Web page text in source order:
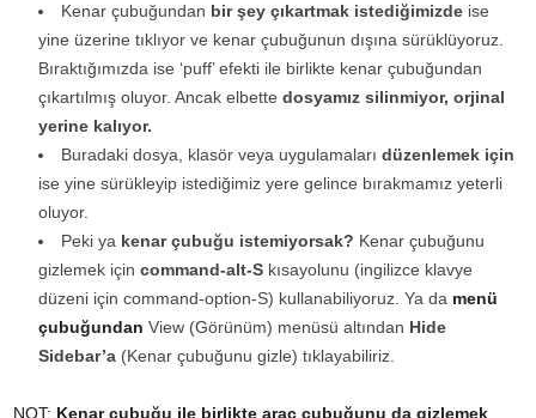
Kenar çubuğundan bir şey çıkartmak istediğimizde ise
yine üzerine tıklıyor ve kenar çubuğunun dışına sürüklüyoruz.
Bıraktığımızda ise ‘puff’ efekti ile birlikte kenar çubuğundan
çıkartılmış oluyor. Ancak elbette dosyamız silinmiyor, orjinal
yerine kalıyor.
Buradaki dosya, klasör veya uygulamaları düzenlemek için
ise yine sürükleyip istediğimiz yere gelince bırakmamız yeterli
oluyor.
Peki ya kenar çubuğu istemiyorsak? Kenar çubuğunu
gizlemek için command-alt-S kısayolunu (ingilizce klavye
düzeni için command-option-S) kullanabiliyoruz. Ya da menü
çubuğundan View (Görünüm) menüsü altından Hide
Sidebar’a (Kenar çubuğunu gizle) tıklayabiliriz.
NOT: Kenar çubuğu ile birlikte araç çubuğunu da gizlemek